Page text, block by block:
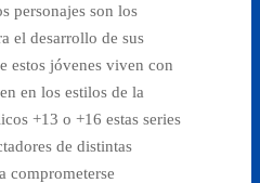
personajes son los
el desarrollo de sus
estos jóvenes viven con
en los estilos de la
+13 o +16 estas series
de distintas
comprometerse